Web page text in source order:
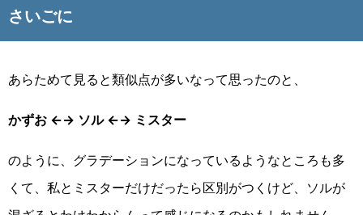
さいごに
あらためて見ると類似点が多いなって思ったのと、
かずお ←→ ソル ←→ ミスター
のように、グラデーションになっているようなところも多
くて、私とミスターだけだったら区別がつくけど、ソルが